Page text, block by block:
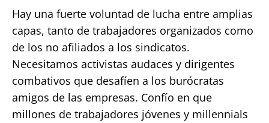
Hay una fuerte voluntad de lucha entre amplias
capas, tanto de trabajadores organizados como
de los no afiliados a los sindicatos.
Necesitamos activistas audaces y dirigentes
combativos que desafíen a los burócratas
amigos de las empresas. Confío en que
millones de trabajadores jóvenes y millennials